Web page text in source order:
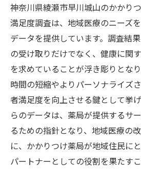
患者の声に基づくサービ
地域住民が求めるさらな
患者満足度向上のための
調査結果に基づく薬局
今後の地域医療における
役割
かかりつけ薬局と地域住民
綾瀬市早川城山の患者満足度
信頼関係構築の背景とプ
地域住民からの信頼が示
神奈川県綾瀬市早川城山のかかり
満足度調査は、地域医療のニーズ
データを提供しています。調査結
の受け取りだけでなく、健康に関
を求めていることが浮き彫りとな
時間の短縮やよりパーソナライズ
者満足度を向上させる鍵として挙
らのデータは、薬局が提供するサ
るための指針となり、地域医療の
に、かかりつけ薬局が地域住民に
パートナーとしての役割を果たすこ